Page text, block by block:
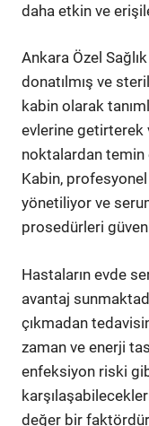
daha etkin ve
Ankara Özel
donatılmış ve
kabin olarak
evlerine getirterek
noktalardan temin
Kabin,
yönetiliyor ve
prosedürleri
Hastaların evde
avantaj
çıkmadan
zaman ve enerji
enfeksiyon riski
değer bir